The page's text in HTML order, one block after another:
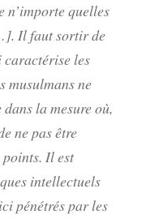
n’importe quelles
Il faut sortir de
caractérise les
musulmans ne
la mesure où,
ne pas être
points. Il est
intellectuels
pénétrés par les